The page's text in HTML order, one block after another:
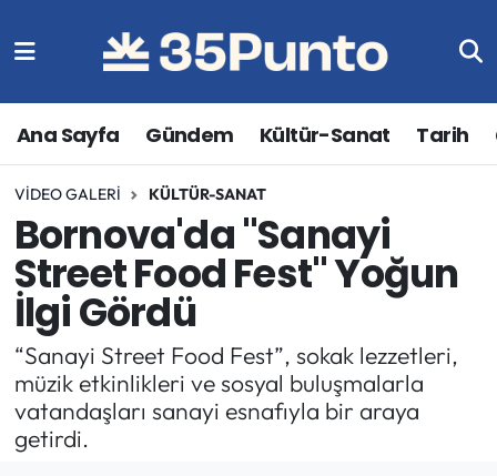
Ana Sayfa Gündem Kültür-Sanat Tarih
VIDEO GALERI KÜLTÜR-SANAT
Bornova'da "Sanayi
Street Food Fest" Yoğun
İlgi Gördü
“Sanayi Street Food Fest”, sokak lezzetleri,
müzik etkinlikleri ve sosyal buluşmalarla
vatandaşları sanayi esnafıyla bir araya
getirdi.